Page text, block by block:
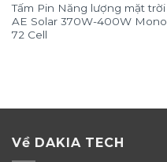
Tấm Pin Năng lượng mặt trời
AE Solar 370W-400W Mono
72 Cell
Về DAKIA TECH